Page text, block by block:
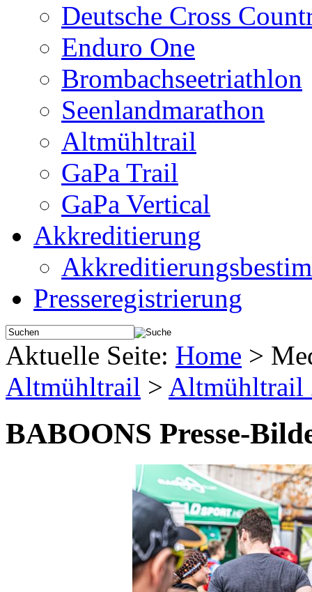
Deutsche Cross
Enduro One
Brombachseetriathlon
Seenlandmarathon
Altmühltrail
GaPa Trail
GaPa Vertical
Akkreditierung
Presseregistrierung
Aktuelle Seite: Home >
Altmühltrail > Altmühltrail
BABOONS Presse-